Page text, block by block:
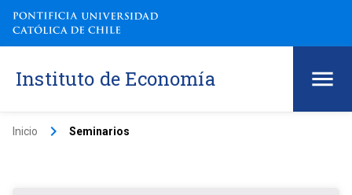
Instituto de Economía
Inicio keyboard_arrow_right Seminarios